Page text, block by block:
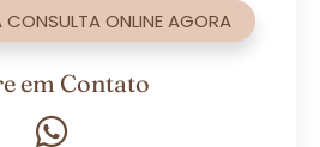
CONSULTA ONLINE AGORA
em Contato